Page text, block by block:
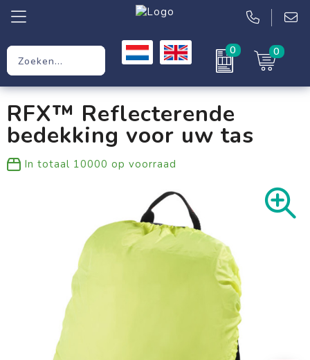
0 0
Werkkleding
Kleding
RFX™ Reflecterende
bedekking voor uw tas
In totaal 10000 op voorraad